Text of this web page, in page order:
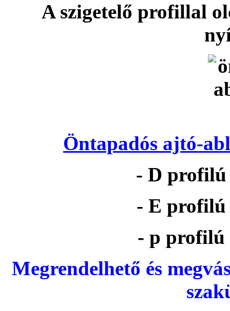
A szigetelő profillal
Öntapadós ajtó-
- D profilú
- E profilú
- p profilú
Megrendelhető és